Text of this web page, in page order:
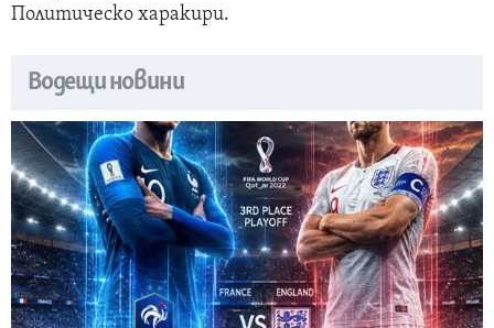
Политическо харакири.
Водещи новини